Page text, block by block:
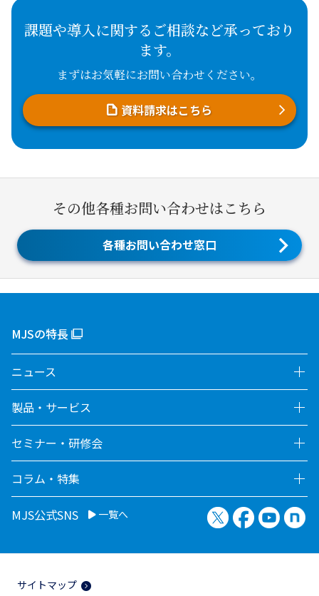
課題や導入に関するご相談など承っており
ます。
まずはお気軽にお問い合わせください。
資料請求はこちら
その他各種お問い合わせはこちら
各種お問い合わせ窓口
MJSの特長
ニュース
製品・サービス
セミナー・研修会
コラム・特集
MJS公式SNS 一覧へ X（旧Twitter）
Facebook
サイトマップ